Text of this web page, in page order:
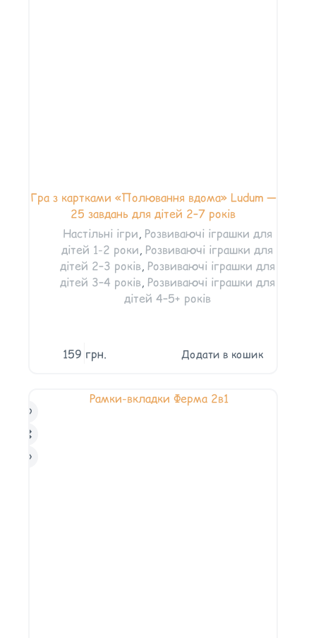
Гра з картками «Полювання вдома» Ludum —
25 завдань для дітей 2–7 років
Настільні ігри, Розвиваючі іграшки для
дітей 1-2 роки, Розвиваючі іграшки для
дітей 2–3 років, Розвиваючі іграшки для
дітей 3–4 років, Розвиваючі іграшки для
дітей 4–5+ років
159 грн. Додати в кошик